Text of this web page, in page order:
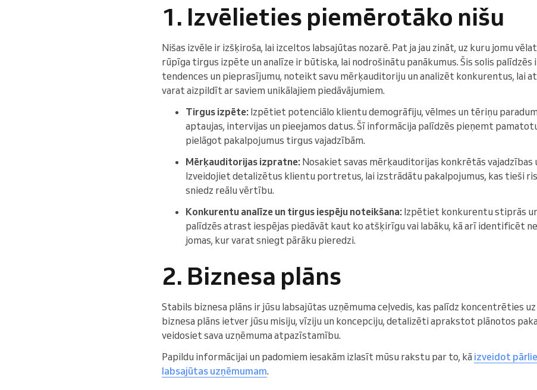
1. Izvēlieties piemērotāko nišu
Nišas izvēle ir izšķiroša, lai izceltos labsajūtas nozarē. Pat ja jau zināt, uz kuru jomu
rūpīga tirgus izpēte un analīze ir būtiska, lai nodrošinātu panākumus. Šis solis
tendences un pieprasījumu, noteikt savu mērķauditoriju un analizēt konkurentus, lai
varat aizpildīt ar saviem unikālajiem piedāvājumiem.
Tirgus izpēte: Izpētiet potenciālo klientu demogrāfiju, vēlmes un tēriņu
aptaujas, intervijas un pieejamos datus. Šī informācija palīdzēs pieņemt
pielāgot pakalpojumus tirgus vajadzībām.
Mērķauditorijas izpratne: Nosakiet savas mērķauditorijas konkrētās vajadzības
Izveidojiet detalizētus klientu portretus, lai izstrādātu pakalpojumus, kas tieši
sniedz reālu vērtību.
Konkurentu analīze un tirgus iespēju noteikšana: Izpētiet konkurentu stiprās un
palīdzēs atrast iespējas piedāvāt kaut ko atšķirīgu vai labāku, kā arī identificēt
jomas, kur varat sniegt pārāku pieredzi.
2. Biznesa plāns
Stabils biznesa plāns ir jūsu labsajūtas uzņēmuma ceļvedis, kas palīdz koncentrēties
biznesa plāns ietver jūsu misiju, vīziju un koncepciju, detalizēti aprakstot plānotos
veidosiet sava uzņēmuma atpazīstamību.
Papildu informācijai un padomiem iesakām izlasīt mūsu rakstu par to, kā izveidot
labsajūtas uzņēmumam.